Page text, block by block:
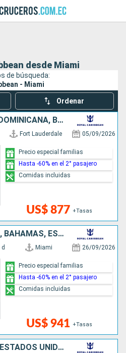
desde Miami
de búsqueda:
- Miami
Ordenar
ARUBA, REPÚBLICA DOMINICANA, BAHAMAS, ESTADOS UNIDOS
Fort Lauderdale 05/09/2026
US$ 877 +Tasas
Precio especial familias
Hasta -60% en el 2° pasajero
Comidas incluidas
MÉXICO, HONDURAS, BAHAMAS, ESTADOS UNIDOS
d Miami 26/09/2026
US$ 941 +Tasas
Precio especial familias
Hasta -60% en el 2° pasajero
Comidas incluidas
BAHAMAS, MÉXICO, ESTADOS UNIDOS